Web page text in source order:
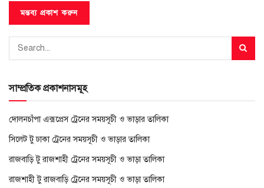
সাম্প্রতিক প্রকাশনাসমূহ
দোলনচাঁপা এক্সপ্রেস ট্রেনের সময়সূচী ও ভাড়ার তালিকা
সিলেট টু ঢাকা ট্রেনের সময়সূচী ও ভাড়ার তালিকা
রাজবাড়ি টু রাজশাহী ট্রেনের সময়সূচী ও ভাড়া তালিকা
রাজশাহী টু রাজবাড়ি ট্রেনের সময়সূচী ও ভাড়া তালিকা